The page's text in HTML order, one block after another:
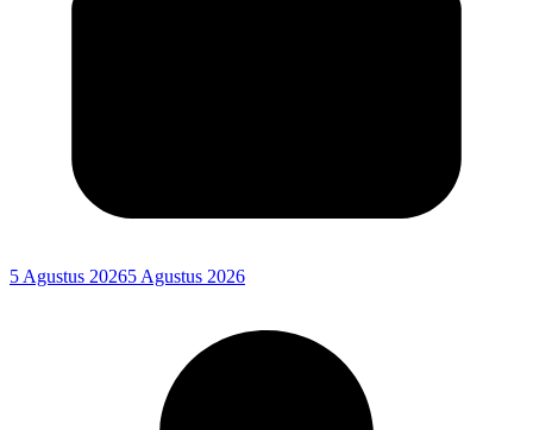
5 Agustus 20265 Agustus 2026